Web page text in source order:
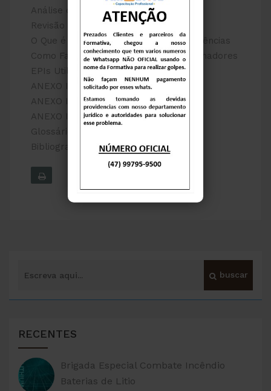
Análise de Riscos e Perigos
Revisão das Análises de Riscos
O Que é o Plano de Resposta a Emergências
Como Fazer a Capacitação dos Trabalhadores
EPIs Utilizados
ANEXO I
ANEXO II
ANEXO III
Glossário
Bibliografia/Links Recomendados
RECENTES
Brigada Especial Combate Incêndio
Baterias de Litio